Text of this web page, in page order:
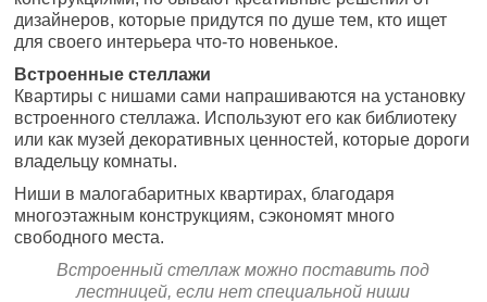
дизайнеров, которые придутся по душе тем, кто ищет
для своего интерьера что-то новенькое.
Встроенные стеллажи
Квартиры с нишами сами напрашиваются на установку
встроенного стеллажа. Используют его как библиотеку
или как музей декоративных ценностей, которые дороги
владельцу комнаты.
Ниши в малогабаритных квартирах, благодаря
многоэтажным конструкциям, сэкономят много
свободного места.
Встроенный стеллаж можно поставить под
лестницей, если нет специальной ниши